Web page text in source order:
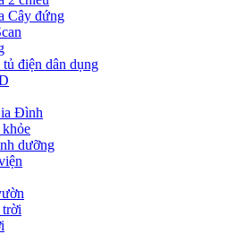
Cây đứng
điện dân dụng
Đình
khỏe
dưỡng
trời